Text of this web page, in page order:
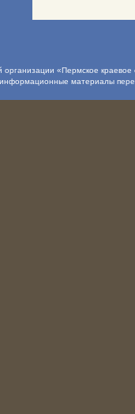
«Пермское
информационные материалы